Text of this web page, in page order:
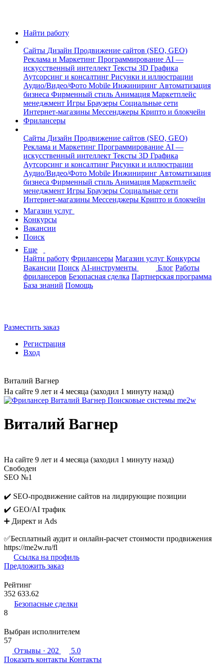
Найти работу
Сайты Дизайн Продвижение сайтов (SEO, GEO)
Реклама и Маркетинг Программирование AI —
искусственный интеллект Тексты 3D Графика
Аутсорсинг и консалтинг Рисунки и иллюстрации
Аудио/Видео/Фото Mobile Инжиниринг Автоматизация
бизнеса Фирменный стиль Анимация Маркетплейс
менеджмент Игры Браузеры Социальные сети
Интернет-магазины Мессенджеры Крипто и блокчейн
Фрилансеры
Сайты Дизайн Продвижение сайтов (SEO, GEO)
Реклама и Маркетинг Программирование AI —
искусственный интеллект Тексты 3D Графика
Аутсорсинг и консалтинг Рисунки и иллюстрации
Аудио/Видео/Фото Mobile Инжиниринг Автоматизация
бизнеса Фирменный стиль Анимация Маркетплейс
менеджмент Игры Браузеры Социальные сети
Интернет-магазины Мессенджеры Крипто и блокчейн
Магазин услуг
Конкурсы
Вакансии
Поиск
Еще
Найти работу Фрилансеры Магазин услуг Конкурсы
Вакансии Поиск AI-инструменты Блог Работы
фрилансеров Безопасная сделка Партнерская программа
База знаний Помощь
Разместить заказ
Регистрация
Вход
Виталий Вагнер
На сайте 9 лет и 4 месяца (заходил 1 минуту назад)
Виталий Вагнер
На сайте 9 лет и 4 месяца (заходил 1 минуту назад)
Свободен
SEO №1
✔️ SEO-продвижение сайтов на лидирующие позиции
✔️ GEO/AI трафик
➕ Директ и Ads
✅Бесплатный аудит и онлайн-расчет стоимости продвижения
https://me2w.ru/fl
Ссылка на профиль
Предложить заказ
Рейтинг
352 633.62
Безопасные сделки
8
Выбран исполнителем
57
Отзывы · 202
5.0
Показать контакты Контакты